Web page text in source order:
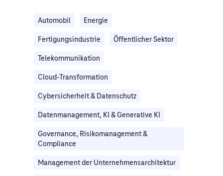
Automobil Energie
Fertigungsindustrie Öffentlicher Sektor
Telekommunikation
Cloud-Transformation
Cybersicherheit & Datenschutz
Datenmanagement, KI & Generative KI
Governance, Risikomanagement &
Compliance
Management der Unternehmensarchitektur